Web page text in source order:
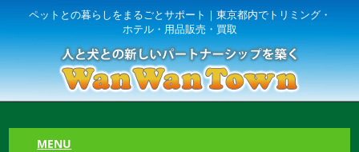
ペットとの暮らしをまるごとサポート｜東京都内でトリミング・
ホテル・用品販売・買取
MENU